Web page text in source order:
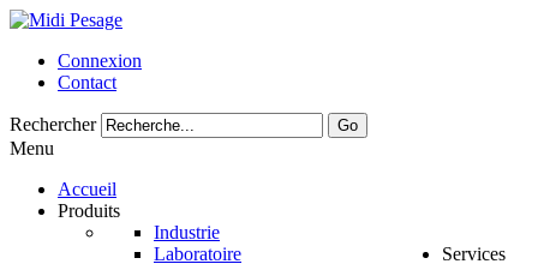
Connexion
Contact
Rechercher Go
Menu
Accueil
Produits
Industrie
Laboratoire
Services